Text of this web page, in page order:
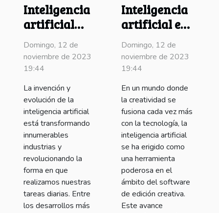
Inteligencia
artificial
crea
software sin
código
Domingo, 12 de
noviembre de 2023
19:44
La invención y
evolución de la
inteligencia artificial
está transformando
innumerables
industrias y
revolucionando la
forma en que
realizamos nuestras
tareas diarias. Entre
los desarrollos más
Inteligencia
artificial en
el software
de edición
creativa
Domingo, 12 de
noviembre de 2023
19:44
En un mundo donde
la creatividad se
fusiona cada vez más
con la tecnología, la
inteligencia artificial
se ha erigido como
una herramienta
poderosa en el
ámbito del software
de edición creativa.
Este avance